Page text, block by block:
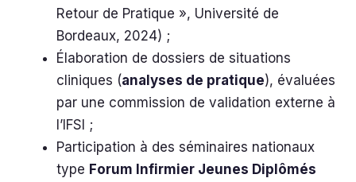
Retour de Pratique », Université de
Bordeaux, 2024) ;
Élaboration de dossiers de situations
cliniques (analyses de pratique), évaluées
par une commission de validation externe à
l’IFSI ;
Participation à des séminaires nationaux
type Forum Infirmier Jeunes Diplômés